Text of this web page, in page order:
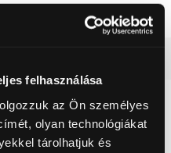
felhasználása
az Ön személyes
olyan technológiákat
tárolhatjuk és